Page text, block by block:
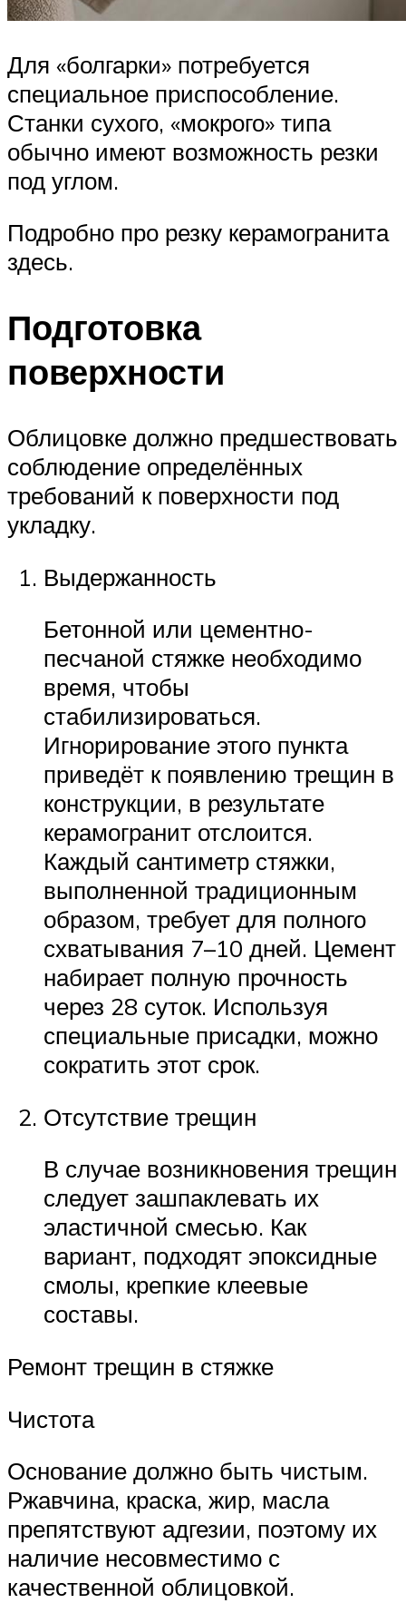
Для «болгарки» потребуется
специальное приспособление.
Станки сухого, «мокрого» типа
обычно имеют возможность резки
под углом.
Подробно про резку керамогранита
здесь.
Подготовка
поверхности
Облицовке должно предшествовать
соблюдение определённых
требований к поверхности под
укладку.
Выдержанность
Бетонной или цементно-
песчаной стяжке необходимо
время, чтобы
стабилизироваться.
Игнорирование этого пункта
приведёт к появлению трещин в
конструкции, в результате
керамогранит отслоится.
Каждый сантиметр стяжки,
выполненной традиционным
образом, требует для полного
схватывания 7–10 дней. Цемент
набирает полную прочность
через 28 суток. Используя
специальные присадки, можно
сократить этот срок.
Отсутствие трещин
В случае возникновения трещин
следует зашпаклевать их
эластичной смесью. Как
вариант, подходят эпоксидные
смолы, крепкие клеевые
составы.
Ремонт трещин в стяжке
Чистота
Основание должно быть чистым.
Ржавчина, краска, жир, масла
препятствуют адгезии, поэтому их
наличие несовместимо с
качественной облицовкой.